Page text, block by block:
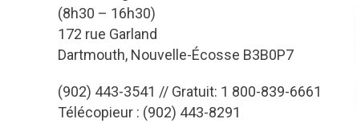
(8h30 – 16h30)
172 rue Garland
Dartmouth, Nouvelle-Écosse B3B0P7
(902) 443-3541 // Gratuit: 1 800-839-6661
Télécopieur : (902) 443-8291